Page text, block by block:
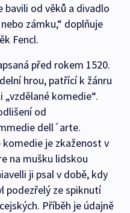
od věků a divadlo
zámku,“ doplňuje
Fencl.
před rokem 1520.
hrou, patřící k žánru
komedie“.
od
dell´arte.
je zkaženost v
na mušku lidskou
ji psal v době, kdy
podezřelý ze spiknutí
Příběh je údajně